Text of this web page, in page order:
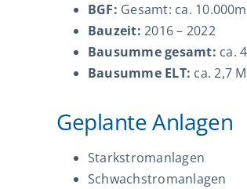
BGF: Gesamt: ca.
Bauzeit: 2016 – 2022
Bausumme gesamt: ca.
Bausumme ELT: ca. 2,7
Geplante Anlagen
Starkstromanlagen
Schwachstromanlagen